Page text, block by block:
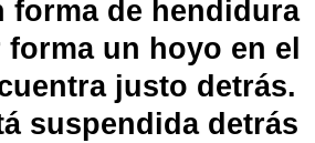
forma de hendidura
un hoyo en el
justo detrás.
suspendida detrás